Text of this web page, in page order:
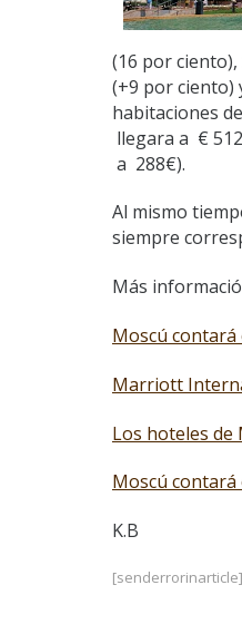
(16 por
(+9 por ciento)
habitaciones de
llegara a €
a 288€).
Al mismo
siempre
Más
Moscú contará
Marriott
Los hoteles de
Moscú contará
K.B
[senderrorinarticle]